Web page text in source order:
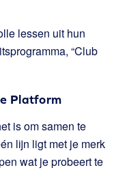
lessen uit hun
“Club
Platform
is om samen te
lijn ligt met je merk
wat je probeert te